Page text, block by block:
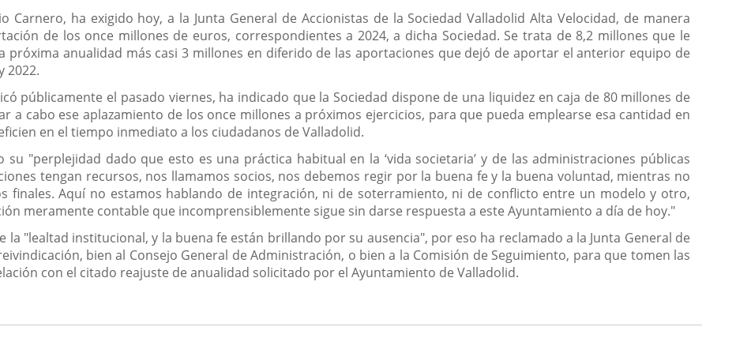
Carnero, ha exigido hoy, a la Junta General de Accionistas de la Sociedad Valladolid Alta Velocidad, de manera
de los once millones de euros, correspondientes a 2024, a dicha Sociedad. Se trata de 8,2 millones que le
próxima anualidad más casi 3 millones en diferido de las aportaciones que dejó de aportar el anterior equipo de
2022.
públicamente el pasado viernes, ha indicado que la Sociedad dispone de una liquidez en caja de 80 millones de
a cabo ese aplazamiento de los once millones a próximos ejercicios, para que pueda emplearse esa cantidad en
en el tiempo inmediato a los ciudadanos de Valladolid.
su "perplejidad dado que esto es una práctica habitual en la ‘vida societaria’ y de las administraciones públicas
tengan recursos, nos llamamos socios, nos debemos regir por la buena fe y la buena voluntad, mientras no
finales. Aquí no estamos hablando de integración, ni de soterramiento, ni de conflicto entre un modelo y otro,
meramente contable que incomprensiblemente sigue sin darse respuesta a este Ayuntamiento a día de hoy."
la "lealtad institucional, y la buena fe están brillando por su ausencia", por eso ha reclamado a la Junta General de
bien al Consejo General de Administración, o bien a la Comisión de Seguimiento, para que tomen las
con el citado reajuste de anualidad solicitado por el Ayuntamiento de Valladolid.